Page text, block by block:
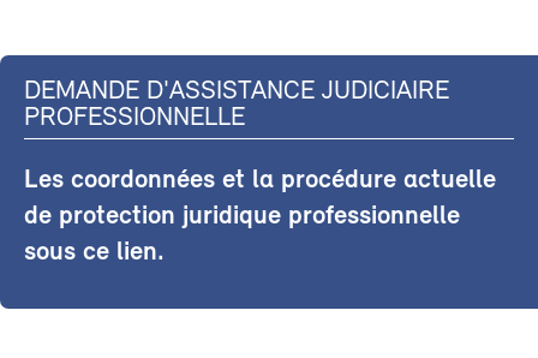
DEMANDE D'ASSISTANCE JUDICIAIRE
PROFESSIONNELLE
Les coordonnées et la procédure actuelle
de protection juridique professionnelle
sous ce lien.